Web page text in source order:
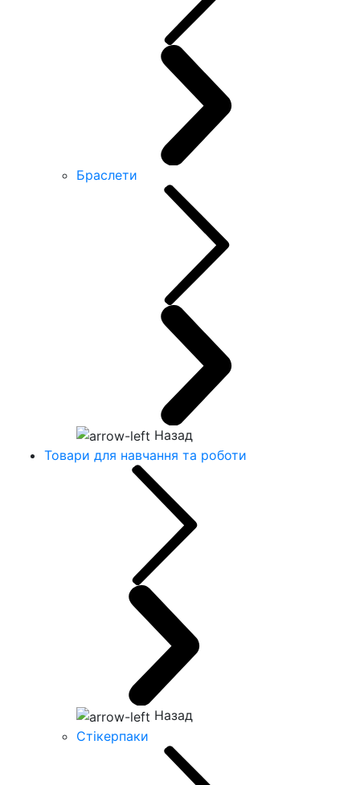
Браслети
Назад
Товари для навчання та роботи
Назад
Стікерпаки